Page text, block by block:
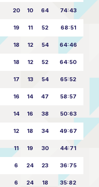
20 10 64 74:43
19 11 52 68:51
18 12 54 64:46
18 12 52 64:50
17 13 54 65:52
16 14 47 58:57
14 16 38 50:63
12 18 34 49:67
11 19 30 44:71
6 24 23 36:75
6 24 18 35:82